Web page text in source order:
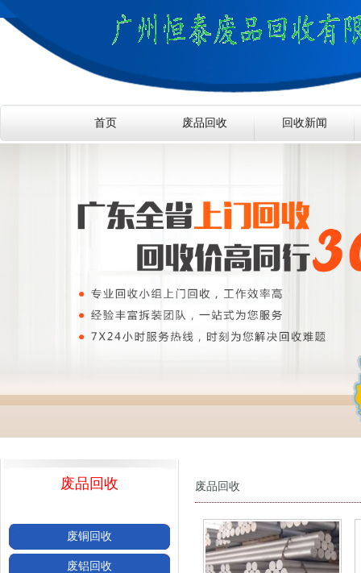
首页 废品回收 回收新闻
废品回收
废铜回收
废铝回收
废品回收